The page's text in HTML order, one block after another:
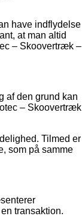
have indflydelse
at man altid
– Skoovertræk –
af den grund kan
– Skoovertræk
Tilmed er
som på samme
transaktion.